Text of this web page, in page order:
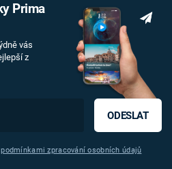
Prima
vás
z
ODESLAT
podmínkami zpracování osobních údajů